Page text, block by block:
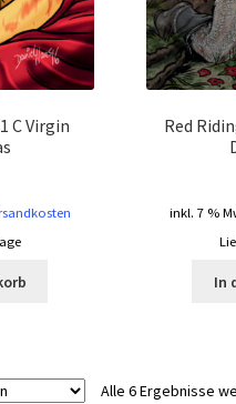
C Virgin
Red
inkl. 7 %
In
Alle 6 Ergebnisse